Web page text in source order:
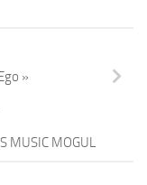
»
MUSIC MOGUL